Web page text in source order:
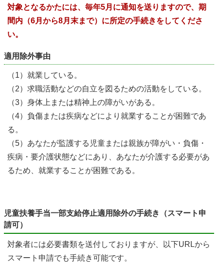
対象となるかたには、毎年5月に通知を送りますので、期
間内（6月から8月末まで）に所定の手続きをしてくださ
い。
適用除外事由
（1）就業している。
（2）求職活動などの自立を図るための活動をしている。
（3）身体上または精神上の障がいがある。
（4）負傷または疾病などにより就業することが困難であ
る。
（5）あなたが監護する児童または親族が障がい・負傷・
疾病・要介護状態などにあり、あなたが介護する必要があ
るため、就業することが困難である。
児童扶養手当一部支給停止適用除外の手続き（スマート申
請可）
対象者には必要書類を送付しておりますが、以下URLから
スマート申請でも手続き可能です。